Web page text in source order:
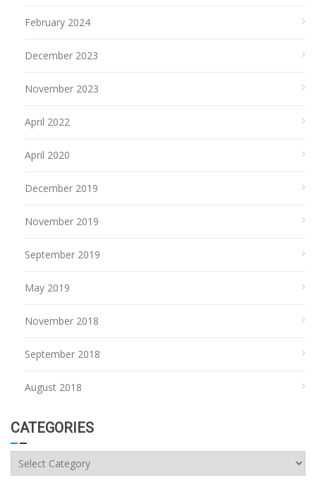
February 2024
December 2023
November 2023
April 2022
April 2020
December 2019
November 2019
September 2019
May 2019
November 2018
September 2018
August 2018
CATEGORIES
Categories